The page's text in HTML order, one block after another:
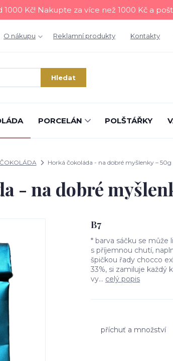
Kč! Nakupte za více než 1000 Kč a
O nákupu Reklamní produkty Kontakty
Hledat
PORCELÁN POLŠTÁŘKY
Horká čokoláda - na dobré myšlenky – 50g
- na dobré
B7
* barva sáčku se může
s příjemnou chutí,
špičkou řady chocco
33%, si zamiluje každý
vy... celý popis
příchuť a množství